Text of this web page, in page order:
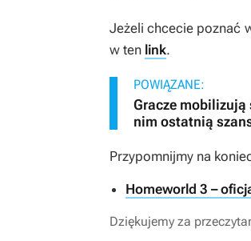
Jeżeli chcecie poznać
w ten link.
POWIĄZANE:
Gracze mobilizują
nim ostatnią
Przypomnijmy na
Homeworld 3 –
Dziękujemy za